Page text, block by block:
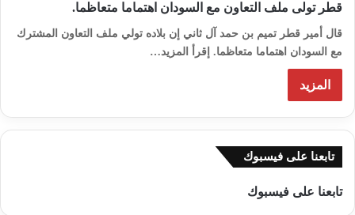
قطر تولى ملف التعاون مع السودان اهتماما متعاظما.
قال أمير قطر تميم بن حمد آل ثاني إن بلاده تولي ملف التعاون المشترك
مع السودان اهتماما متعاظما. إقرأ المزيد…
المزيد
تابعنا على فيسبوك
تابعنا على فيسبوك